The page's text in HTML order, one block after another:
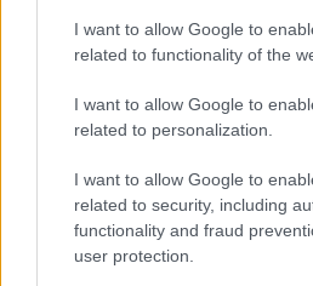
I want to allow Google to
related to functionality of the
I want to allow Google to
related to personalization.
I want to allow Google to
related to security, including
functionality and fraud
user protection.
Lasīt citas